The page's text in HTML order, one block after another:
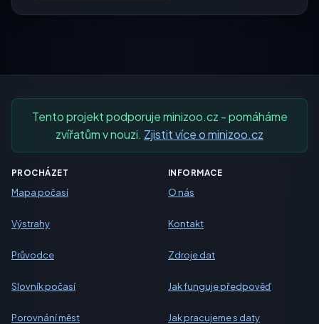
Tento projekt podporuje minizoo.cz - pomáháme
zvířatům v nouzi. Zjistit více o minizoo.cz
PROCHÁZET
Mapa počasí
Výstrahy
Průvodce
Slovník počasí
Porovnání měst
INFORMACE
O nás
Kontakt
Zdroje dat
Jak funguje předpověď
Jak pracujeme s daty